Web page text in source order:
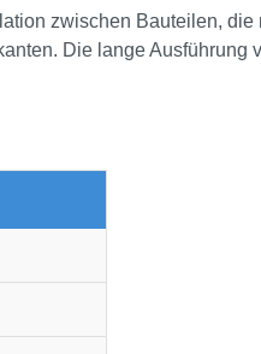
zwischen Bauteilen,
Die lange